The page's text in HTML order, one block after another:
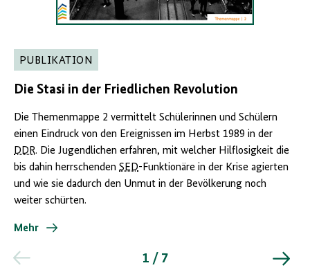
PUBLIKATION
Die Stasi in der Friedlichen Revolution
Die Themenmappe 2 vermittelt Schülerinnen und Schülern
einen Eindruck von den Ereignissen im Herbst 1989 in der
DDR. Die Jugendlichen erfahren, mit welcher Hilflosigkeit die
bis dahin herrschenden SED-Funktionäre in der Krise agierten
und wie sie dadurch den Unmut in der Bevölkerung noch
weiter schürten.
Mehr
1 / 7